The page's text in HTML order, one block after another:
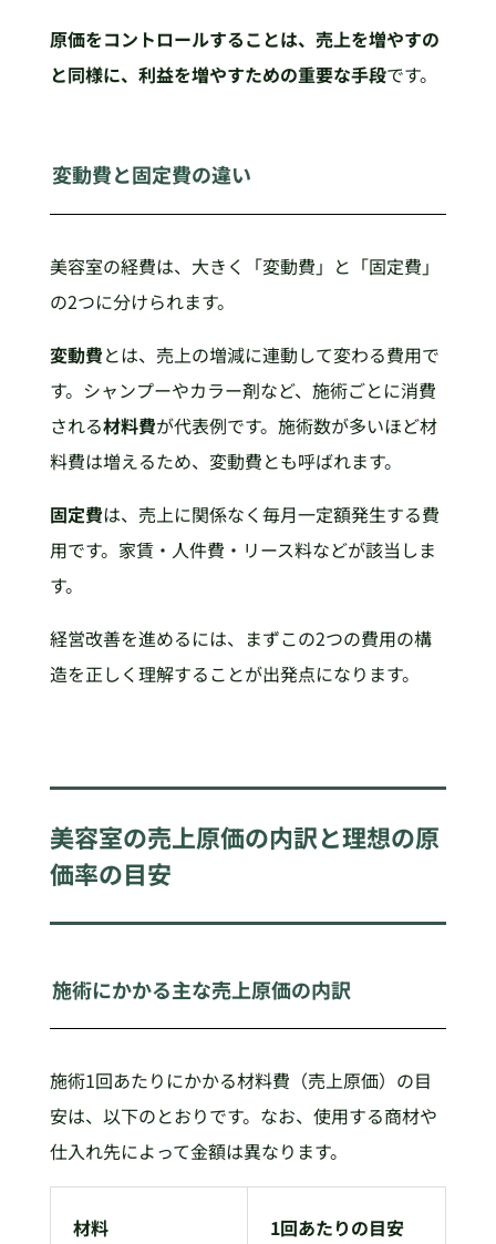
原価をコントロールすることは、売上を増やすの
と同様に、利益を増やすための重要な手段です。
変動費と固定費の違い
美容室の経費は、大きく「変動費」と「固定費」
の2つに分けられます。
変動費とは、売上の増減に連動して変わる費用で
す。シャンプーやカラー剤など、施術ごとに消費
される材料費が代表例です。施術数が多いほど材
料費は増えるため、変動費とも呼ばれます。
固定費は、売上に関係なく毎月一定額発生する費
用です。家賃・人件費・リース料などが該当しま
す。
経営改善を進めるには、まずこの2つの費用の構
造を正しく理解することが出発点になります。
美容室の売上原価の内訳と理想の原
価率の目安
施術にかかる主な売上原価の内訳
施術1回あたりにかかる材料費（売上原価）の目
安は、以下のとおりです。なお、使用する商材や
仕入れ先によって金額は異なります。
材料 1回あたりの目安